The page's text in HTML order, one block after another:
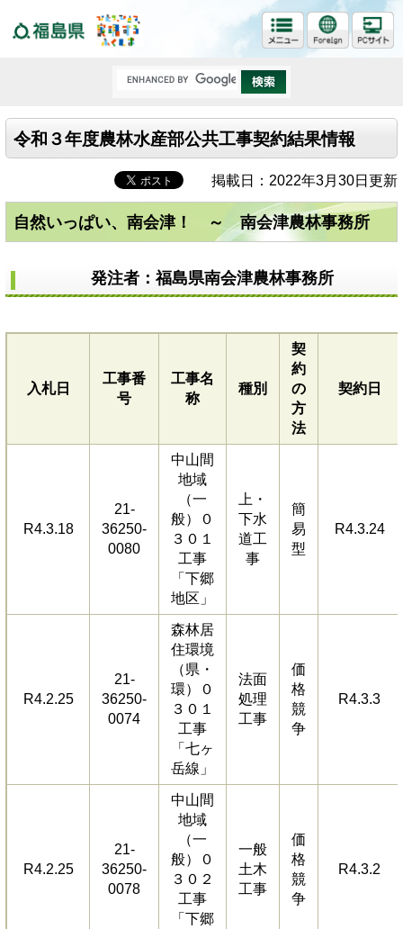
令和３年度農林水産部公共工事契約結果情報
掲載日：2022年3月30日更新
自然いっぱい、南会津！ ～ 南会津農林事務所
発注者：福島県南会津農林事務所
入札日
工事番
号
工事名
称
種別
契
約
の
方
法
契約日
R4.3.18
21-
36250-
0080
中山間
地域
（一
般）０
３０１
工事
「下郷
地区」
上・
下水
道工
事
簡
易
型
R4.3.24
R4.2.25
21-
36250-
0074
森林居
住環境
（県・
環）０
３０１
工事
「七ヶ
岳線」
法面
処理
工事
価
格
競
争
R4.3.3
R4.2.25
21-
36250-
0078
中山間
地域
（一
般）０
３０２
工事
「下郷
一般
土木
工事
価
格
競
争
R4.3.2